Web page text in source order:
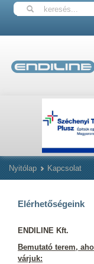
Nyitólap Kapcsolat
Elérhetőségeink
ENDILINE Kft.
Bemutató terem,
várjuk: